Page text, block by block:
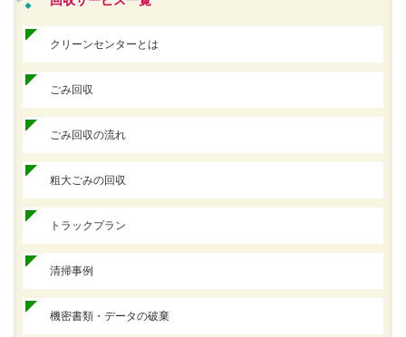
クリーンセンターとは
ごみ回収
ごみ回収の流れ
粗大ごみの回収
トラックプラン
清掃事例
機密書類・データの破棄